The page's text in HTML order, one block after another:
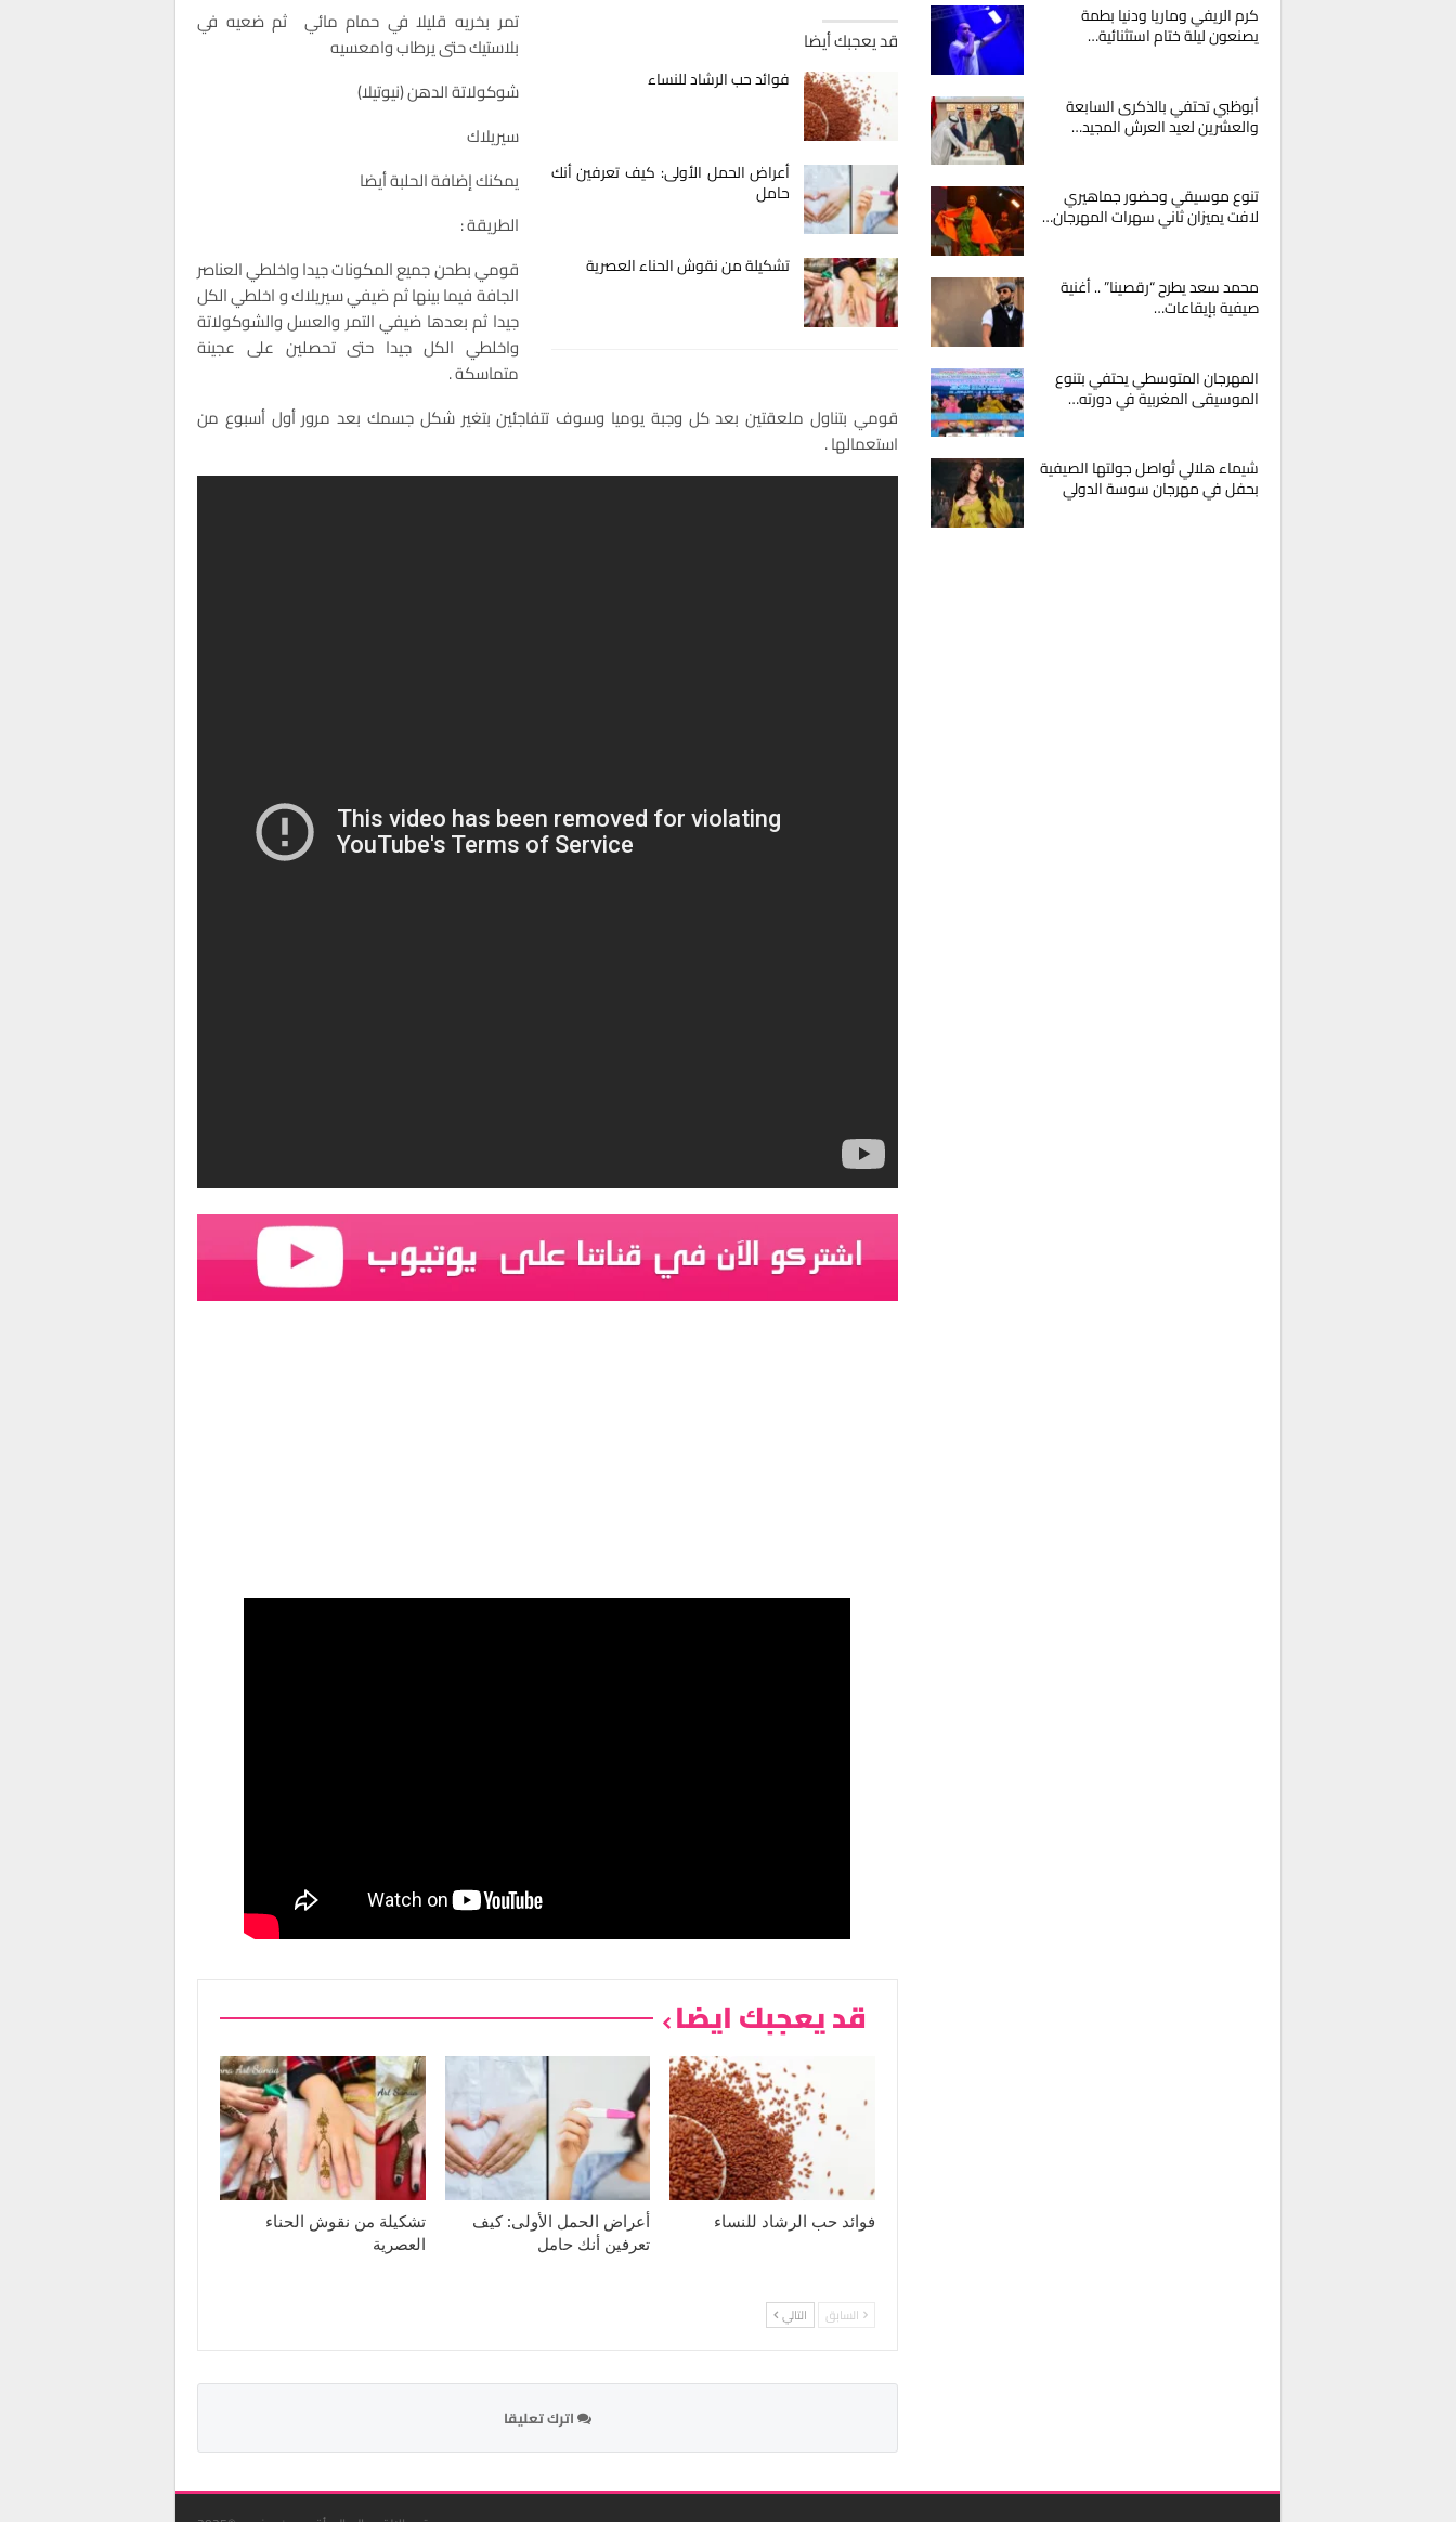
قد يعجبك أيضا
فوائد حب الرشاد للنساء
أعراض الحمل الأولى: كيف تعرفين أنك
حامل
تشكيلة من نقوش الحناء العصرية
تمر بخريه قليلا في حمام مائي ثم ضعيه في
بلاستيك حتى يرطاب وامعسيه
شوكولاتة الدهن (نيوتيلا)
سيريلاك
يمكنك إضافة الحلبة أيضا
الطريقة :
قومي بطحن جميع المكونات جيدا واخلطي العناصر
الجافة فيما بينها ثم ضيفي سيريلاك و اخلطي الكل
جيدا ثم بعدها ضيفي التمر والعسل والشوكولاتة
واخلطي الكل جيدا حتى تحصلين على عجينة
متماسكة .
قومي بتناول ملعقتين بعد كل وجبة يوميا وسوف تتفاجئين بتغير شكل جسمك بعد مرور أول أسبوع من
استعمالها .
قد يعجبك ايضا
فوائد حب الرشاد للنساء
أعراض الحمل الأولى: كيف
تعرفين أنك حامل
تشكيلة من نقوش الحناء
العصرية
السابق التالي
اترك تعليقا
كرم الريفي وماريا ودنيا بطمة
يصنعون ليلة ختام استثنائية…
أبوظبي تحتفي بالذكرى السابعة
والعشرين لعيد العرش المجيد…
تنوع موسيقي وحضور جماهيري
لافت يميزان ثاني سهرات المهرجان…
محمد سعد يطرح “رقصينا” .. أغنية
صيفية بإيقاعات…
المهرجان المتوسطي يحتفي بتنوع
الموسيقى المغربية في دورته…
شيماء هلالي تُواصل جولتها الصيفية
بحفل في مهرجان سوسة الدولي